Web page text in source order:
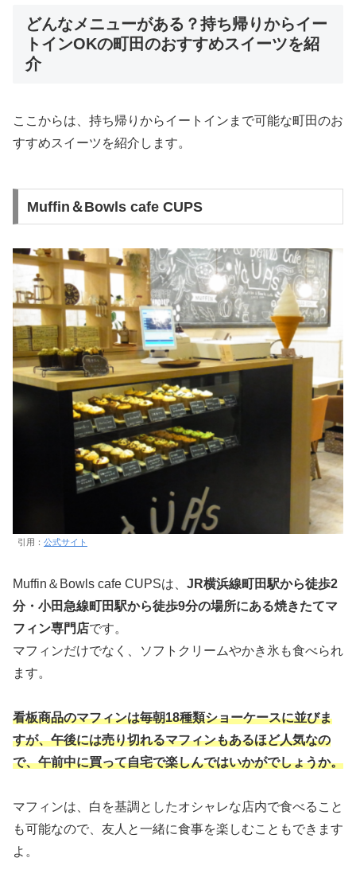
どんなメニューがある？持ち帰りからイー
トインOKの町田のおすすめスイーツを紹
介
ここからは、持ち帰りからイートインまで可能な町田のお
すすめスイーツを紹介します。
Muffin＆Bowls cafe CUPS
引用： 公式サイト
Muffin＆Bowls cafe CUPSは、 JR横浜線町田駅から徒歩2
分・小田急線町田駅から徒歩9分の場所にある焼きたてマ
フィン専門店です。
マフィンだけでなく、ソフトクリームやかき氷も食べられ
ます。
看板商品のマフィンは毎朝18種類ショーケースに並びま
すが、午後には売り切れるマフィンもあるほど人気なの
で、午前中に買って自宅で楽しんではいかがでしょうか。
マフィンは、白を基調としたオシャレな店内で食べること
も可能なので、友人と一緒に食事を楽しむこともできます
よ。